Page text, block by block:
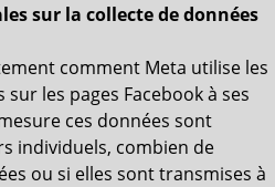
sur la collecte de données
comment Meta utilise les
les pages Facebook à ses
ces données sont
individuels, combien de
ou si elles sont transmises à